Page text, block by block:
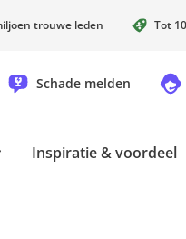
trouwe leden Tot
Schade melden
Inspiratie & voordeel